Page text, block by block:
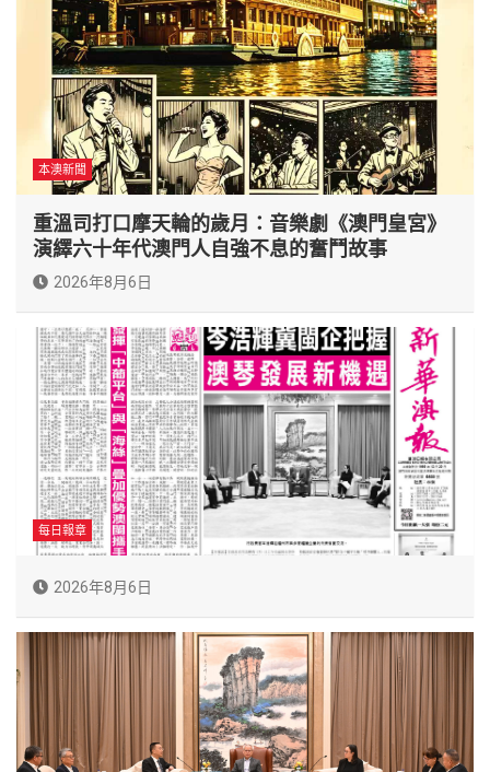
本澳新聞
重溫司打口摩天輪的歲月：音樂劇《澳門皇宮》
演繹六十年代澳門人自強不息的奮鬥故事
2026年8月6日
每日報章
2026年8月6日